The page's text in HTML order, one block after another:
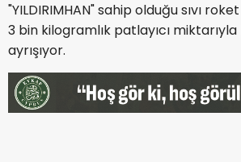
"YILDIRIMHAN" sahip olduğu sıvı roket
3 bin kilogramlık patlayıcı
ayrışıyor.